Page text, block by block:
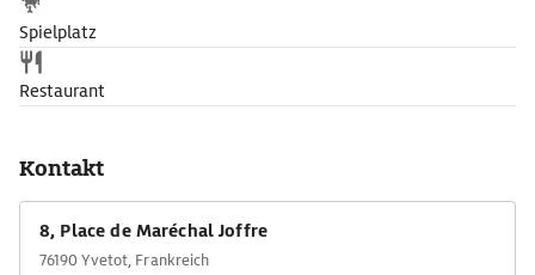
Spielplatz
Restaurant
Kontakt
8, Place de Maréchal Joffre
76190 Yvetot, Frankreich